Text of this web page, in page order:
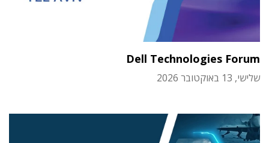
Dell Technologies Forum
שלישי, 13 באוקטובר 2026